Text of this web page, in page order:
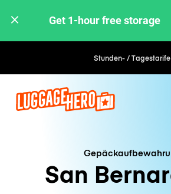
Get 1-hour free storage
Stunden- / Tagestarife
San